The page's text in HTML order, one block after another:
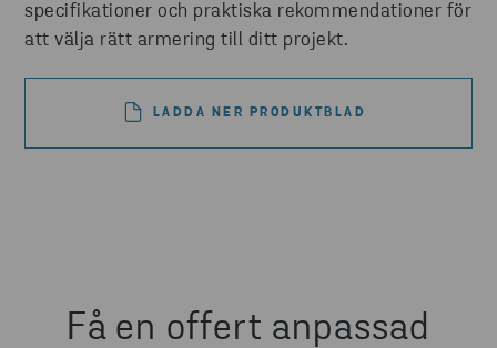
specifikationer och praktiska rekommendationer för
att välja rätt armering till ditt projekt.
LADDA NER PRODUKTBLAD
Få en offert anpassad